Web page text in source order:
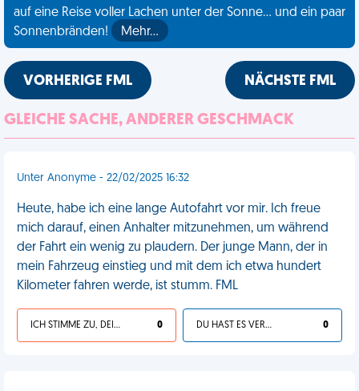
auf eine Reise voller Lachen unter der Sonne... und ein paar
Sonnenbränden!
Mehr…
VORHERIGE FML NÄCHSTE FML
GLEICHE SACHE, ANDERER GESCHMACK
Unter Anonyme - 22/02/2025 16:32
Heute, habe ich eine lange Autofahrt vor mir. Ich freue
mich darauf, einen Anhalter mitzunehmen, um während
der Fahrt ein wenig zu plaudern. Der junge Mann, der in
mein Fahrzeug einstieg und mit dem ich etwa hundert
Kilometer fahren werde, ist stumm. FML
ICH STIMME ZU, DEIN LEBEN IST SCHEISSE 0 DU HAST ES VERDIENT 0